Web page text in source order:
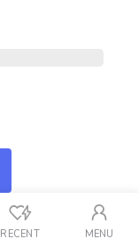
RECENT MENU